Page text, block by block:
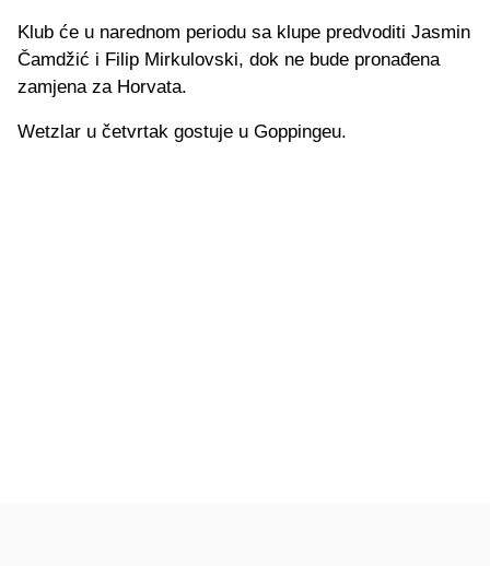
Klub će u narednom periodu sa klupe predvoditi Jasmin
Čamdžić i Filip Mirkulovski, dok ne bude pronađena
zamjena za Horvata.
Wetzlar u četvrtak gostuje u Goppingeu.